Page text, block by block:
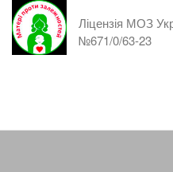
Ліцензія МОЗ
№671/0/63-23